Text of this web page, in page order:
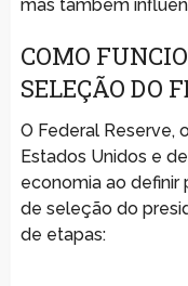
mas também
COMO
SELEÇÃO DO
O Federal Reserve,
Estados Unidos e
economia ao definir
de seleção do
de etapas: